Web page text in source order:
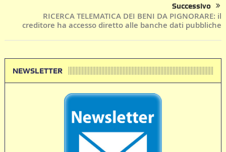
Successivo
RICERCA TELEMATICA DEI BENI DA PIGNORARE: il
creditore ha accesso diretto alle banche dati pubbliche
NEWSLETTER